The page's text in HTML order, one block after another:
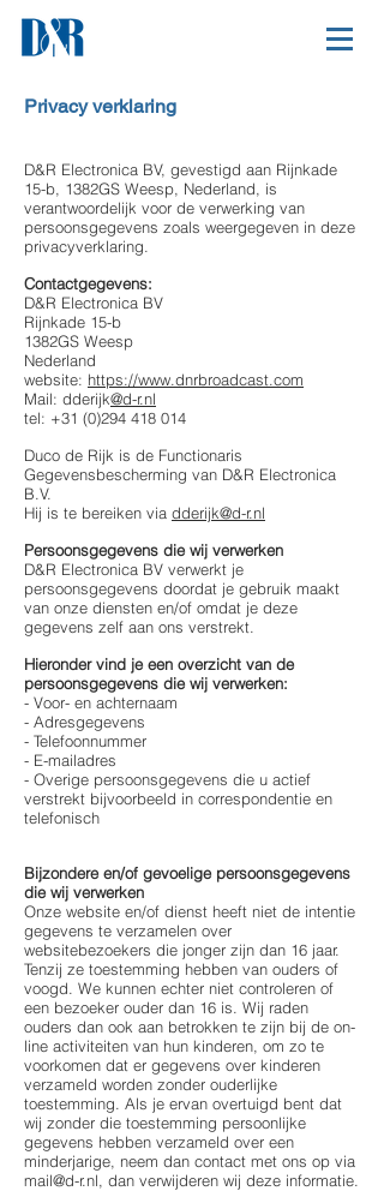
Privacy verklaring
D&R Electronica BV, gevestigd aan Rijnkade
15-b, 1382GS Weesp, Nederland, is
verantwoordelijk voor de verwerking van
persoonsgegevens zoals weergegeven in deze
privacyverklaring.
Contactgegevens:
D&R Electronica BV
Rijnkade 15-b
1382GS Weesp
Nederland
website: https://www.dnrbroadcast.com
Mail: dderijk@d-r.nl
tel: +31 (0)294 418 014
Duco de Rijk is de Functionaris
Gegevensbescherming van D&R Electronica
B.V.
Hij is te bereiken via dderijk@d-r.nl
Persoonsgegevens die wij verwerken
D&R Electronica BV verwerkt je
persoonsgegevens doordat je gebruik maakt
van onze diensten en/of omdat je deze
gegevens zelf aan ons verstrekt.
Hieronder vind je een overzicht van de
persoonsgegevens die wij verwerken:
- Voor- en achternaam
- Adresgegevens
- Telefoonnummer
- E-mailadres
- Overige persoonsgegevens die u actief
verstrekt bijvoorbeeld in correspondentie en
telefonisch
Bijzondere en/of gevoelige persoonsgegevens
die wij verwerken
Onze website en/of dienst heeft niet de intentie
gegevens te verzamelen over
websitebezoekers die jonger zijn dan 16 jaar.
Tenzij ze toestemming hebben van ouders of
voogd. We kunnen echter niet controleren of
een bezoeker ouder dan 16 is. Wij raden
ouders dan ook aan betrokken te zijn bij de on-
line activiteiten van hun kinderen, om zo te
voorkomen dat er gegevens over kinderen
verzameld worden zonder ouderlijke
toestemming. Als je ervan overtuigd bent dat
wij zonder die toestemming persoonlijke
gegevens hebben verzameld over een
minderjarige, neem dan contact met ons op via
mail@d-r.nl , dan verwijderen wij deze informatie.